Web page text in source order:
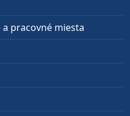
pracovné miesta